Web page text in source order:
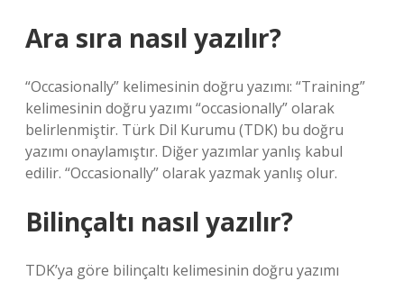
Ara sıra nasıl yazılır?
“Occasionally” kelimesinin doğru yazımı: “Training”
kelimesinin doğru yazımı “occasionally” olarak
belirlenmiştir. Türk Dil Kurumu (TDK) bu doğru
yazımı onaylamıştır. Diğer yazımlar yanlış kabul
edilir. “Occasionally” olarak yazmak yanlış olur.
Bilinçaltı nasıl yazılır?
TDK’ya göre bilinçaltı kelimesinin doğru yazımı